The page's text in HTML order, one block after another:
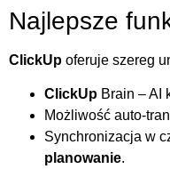
Najlepsze
ClickUp oferuje szereg
ClickUp Brain – AI
Możliwość auto-
Synchronizacja w
planowanie.